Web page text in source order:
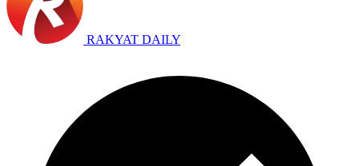
RAKYAT DAILY